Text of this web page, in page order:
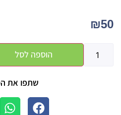
₪50
הוספה לסל
שתפו את